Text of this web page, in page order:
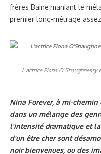
frères Baine maniant le
premier long-métrage
L’actrice Fiona
Nina Forever, à mi-
dans un mélange des
l’intensité dramatique et
d’un être cher sont
noir bienvenues, ou des